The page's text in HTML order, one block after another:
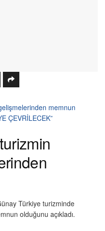
memnun
ÇEVRİLECEK”
Türkiye turizminde
olduğunu açıkladı.